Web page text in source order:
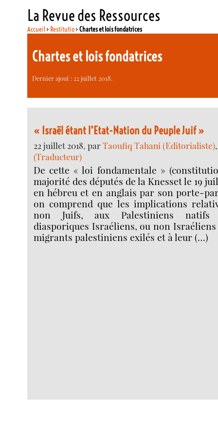
La Revue des Ressources
Accueil> Restitutio>Chartes et lois fondatrices
Chartes et lois fondatrices
Dernier ajout : 22 juillet 2018.
« Israël étant l’Etat-Nation du Peuple Juif »
22 juillet 2018, parTaoufiq Tahani (Editorialiste)
(Traducteur)
De cette « loi fondamentale »
majorité des députés de la Knesset le 19
en hébreu et en anglais par son porte-
on comprend que les implications
non Juifs, aux Palestiniens natifs
diasporiques Israéliens, ou non
migrants palestiniens exilés et à leur (…)